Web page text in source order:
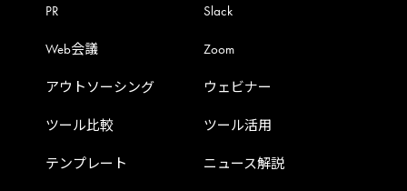
PR Slack
Web会議 Zoom
アウトソーシング ウェビナー
ツール比較 ツール活用
テンプレート ニュース解説